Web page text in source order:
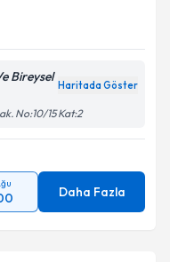
Bireysel
Haritada Göster
No:10/15 Kat:2
Daha Fazla